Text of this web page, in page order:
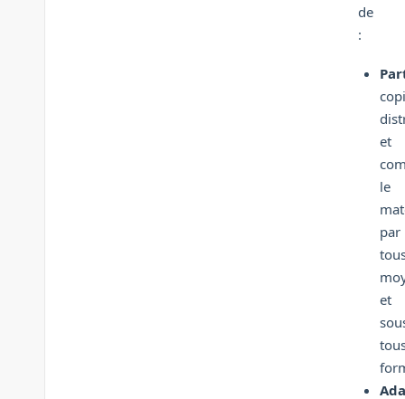
de
:
et
le
par
et